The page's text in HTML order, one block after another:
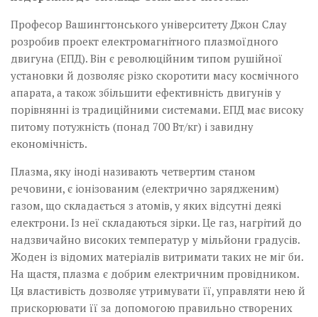
Професор Вашингтонсь­кого університету Джон Слау
розробив проект електромагнітного плазмоїдного
двигуна (ЕПД). Він є революційним типом рушійної
установки й дозволяє різко скоротити масу космічного
апарата, а також збільшити ефективність двигунів у
порівнянні із традиційними системами. ЕПД має високу
питому потужність (понад 700 Вт/кг) і завидну
економічність.
Плазма, яку іноді називають четвертим станом
речовини, є іонізованим (електрично зарядженим)
газом, що складається з атомів, у яких відсутні деякі
електрони. Із неї складаються зірки. Це газ, нагрітий до
надзвичайно високих температур у мільйони градусів.
Жоден із відомих матеріалів витримати таких не міг би.
На щастя, плазма є добрим електричним провідником.
Ця властивість дозволяє утримувати її, управляти нею й
прискорювати її за допомогою правильно створених